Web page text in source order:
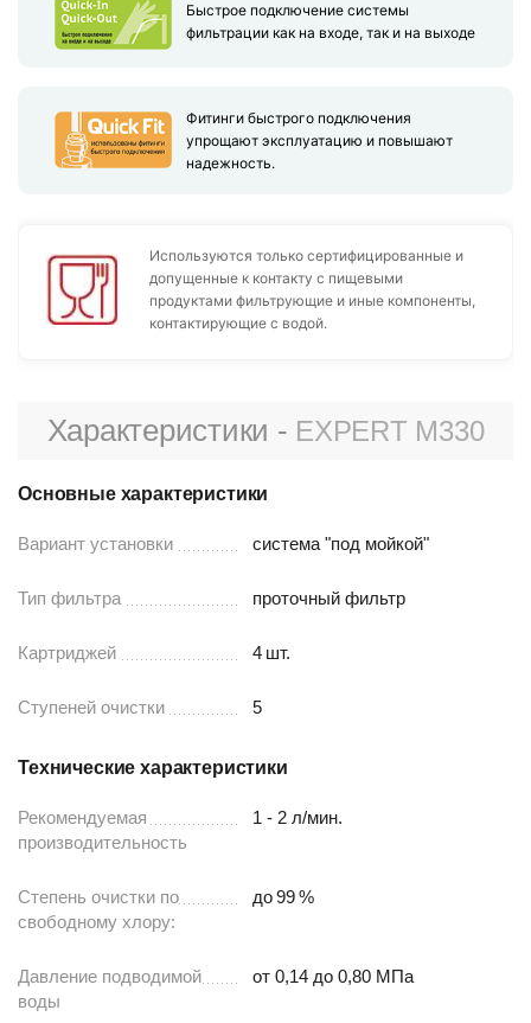
Быстрое подключение системы
фильтрации как на входе, так и на выходе
Фитинги быстрого подключения
упрощают эксплуатацию и повышают
надежность.
Используются только сертифицированные и
допущенные к контакту с пищевыми
продуктами фильтрующие и иные компоненты,
контактирующие с водой.
Характеристики - EXPERT M330
Основные характеристики
Вариант установки система "под мойкой"
Тип фильтра проточный фильтр
Картриджей 4 шт.
Ступеней очистки 5
Технические характеристики
Рекомендуемая
производительность
1 - 2 л/мин.
Степень очистки по
свободному хлору:
до99%
Давление подводимой
воды
от 0,14 до 0,80 МПа